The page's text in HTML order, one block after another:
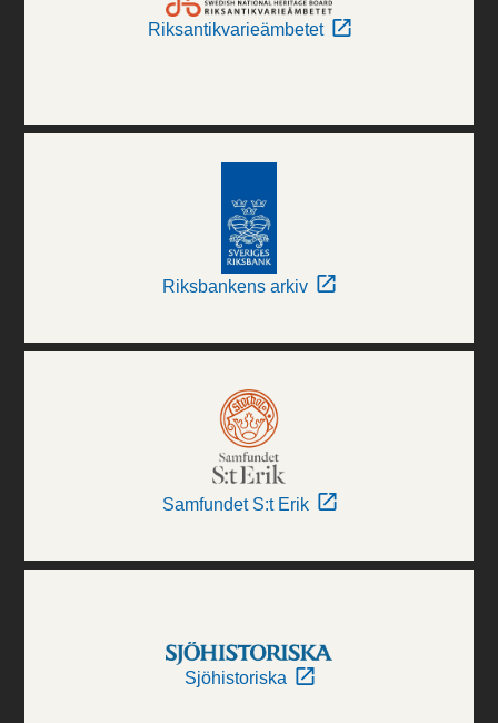
Riksantikvarieämbetet
Riksbankens arkiv
Samfundet S:t Erik
Sjöhistoriska